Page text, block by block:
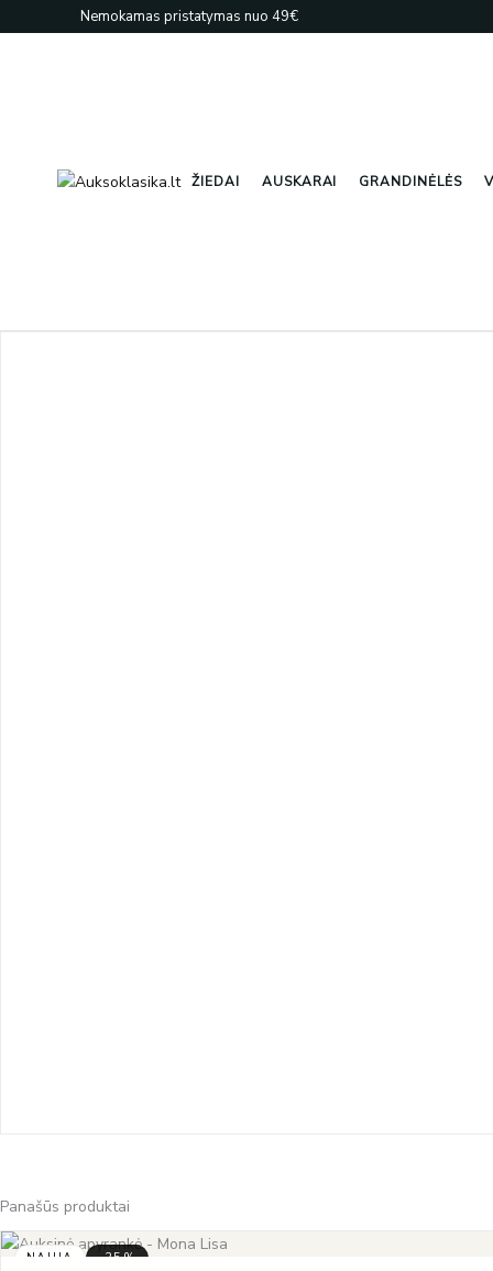
prie
Nemokamas pristatymas nuo 49€
ŽIEDAI AUSKARAI GRANDINĖLĖS
Panašūs produktai
NAUJA -35%